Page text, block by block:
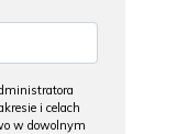
i celach
w dowolnym